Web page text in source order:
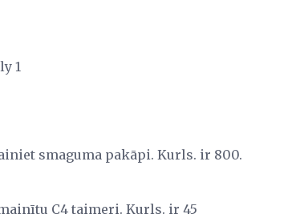
1
smaguma pakāpi. Kurls. ir 800.
C4 taimeri. Kurls. ir 45